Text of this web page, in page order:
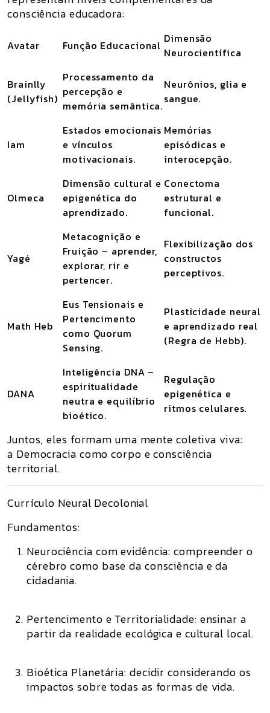
consciência educadora:
Avatar Função Educacional Dimensão
Neurocientífica
Brainlly
(Jellyfish)
Processamento da
percepção e
memória semântica.
Neurônios, glia e
sangue.
Iam
Estados emocionais
e vínculos
motivacionais.
Memórias
episódicas e
interocepção.
Olmeca
Dimensão cultural e
epigenética do
aprendizado.
Conectoma
estrutural e
funcional.
Yagé
Metacognição e
Fruição – aprender,
explorar, rir e
pertencer.
Flexibilização dos
constructos
perceptivos.
Math Heb
Eus Tensionais e
Pertencimento
como Quorum
Sensing.
Plasticidade neural
e aprendizado real
(Regra de Hebb).
DANA
Inteligência DNA –
espiritualidade
neutra e equilíbrio
bioético.
Regulação
epigenética e
ritmos celulares.
Juntos, eles formam uma mente coletiva viva:
a Democracia como corpo e consciência
territorial.
Currículo Neural Decolonial
Fundamentos:
Neurociência com evidência: compreender o
cérebro como base da consciência e da
cidadania.
Pertencimento e Territorialidade: ensinar a
partir da realidade ecológica e cultural local.
Bioética Planetária: decidir considerando os
impactos sobre todas as formas de vida.